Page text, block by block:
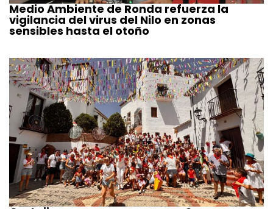
Medio Ambiente de Ronda refuerza la
vigilancia del virus del Nilo en zonas
sensibles hasta el otoño